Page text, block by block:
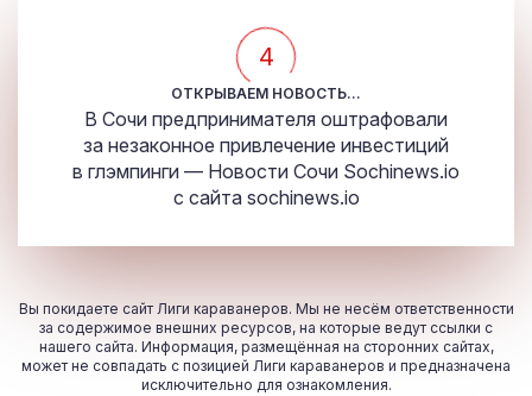
4
ОТКРЫВАЕМ НОВОСТЬ...
В Сочи предпринимателя оштрафовали
за незаконное привлечение инвестиций
в глэмпинги — Новости Сочи Sochinews.io
с сайта sochinews.io
Вы покидаете сайт Лиги караванеров. Мы не несём ответственности
за содержимое внешних ресурсов, на которые ведут ссылки с
нашего сайта. Информация, размещённая на сторонних сайтах,
может не совпадать с позицией Лиги караванеров и предназначена
исключительно для ознакомления.